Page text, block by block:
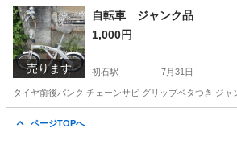
千葉 流山市 初石駅 ミニキャブバン
売ります
自転車 ジャンク品
1,000円
初石駅 7月31日
タイヤ前後パンク チェーンサビ グリップベタつき ジ
ページTOPへ